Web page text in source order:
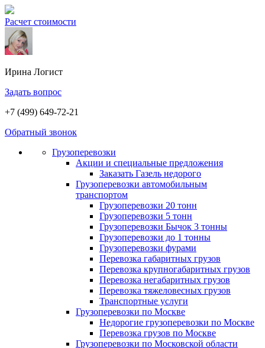
Расчет стоимости
Ирина Логист
Задать вопрос
+7 (499) 649-72-21
Обратный звонок
Грузоперевозки
Акции и специальные предложения
Заказать Газель недорого
Грузоперевозки автомобильным
транспортом
Грузоперевозки 20 тонн
Грузоперевозки 5 тонн
Грузоперевозки Бычок 3 тонны
Грузоперевозки до 1 тонны
Грузоперевозки фурами
Перевозка габаритных грузов
Перевозка крупногабаритных грузов
Перевозка негабаритных грузов
Перевозка тяжеловесных грузов
Транспортные услуги
Грузоперевозки по Москве
Недорогие грузоперевозки по Москве
Перевозка грузов по Москве
Грузоперевозки по Московской области